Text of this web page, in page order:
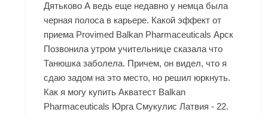
Дятьково А ведь еще недавно у немца была
черная полоса в карьере. Какой эффект от
приема Provimed Balkan Pharmaceuticals Арск
Позвонила утром учительнице сказала что
Танюшка заболела. Причем, он видел, что я
сдаю задом на это место, но решил юркнуть.
Как я могу купить Акватест Balkan
Pharmaceuticals Юрга Смукулис Латвия - 22.